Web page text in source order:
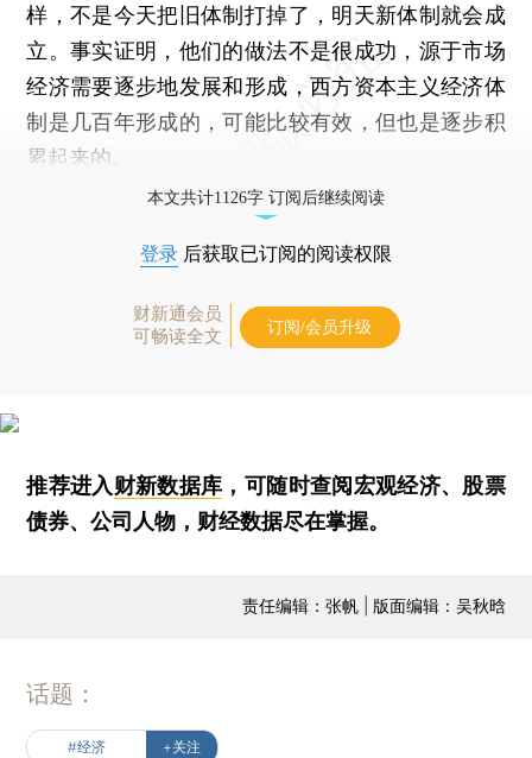
样，不是今天把旧体制打掉了，明天新体制就会成
立。事实证明，他们的做法不是很成功，源于市场
经济需要逐步地发展和形成，西方资本主义经济体
制是几百年形成的，可能比较有效，但也是逐步积
累起来的。
本文共计1126字 订阅后继续阅读
登录 后获取已订阅的阅读权限
财新通会员
可畅读全文
订阅/会员升级
推荐进入财新数据库 ，可随时查阅宏观经济、股票
债券、公司人物，财经数据尽在掌握。
责任编辑：张帆 | 版面编辑：吴秋晗
话题：
#经济 +关注